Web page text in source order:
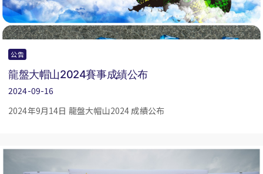
公告
龍盤大帽山2024賽事成績公布
2024-09-16
2024年9月14日 龍盤大帽山2024 成績公布